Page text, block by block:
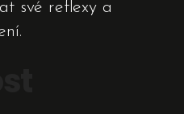
své reflexy a